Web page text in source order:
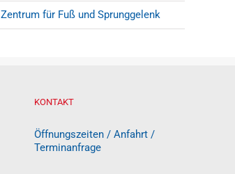
Zentrum für Fuß und Sprunggelenk
KONTAKT
Öffnungszeiten / Anfahrt /
Terminanfrage